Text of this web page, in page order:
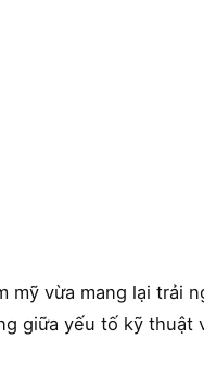
mỹ vừa mang lại trải
giữa yếu tố kỹ thuật